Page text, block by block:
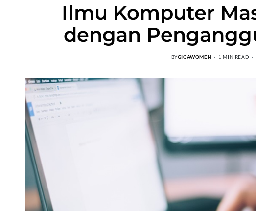
Ilmu Komputer
dengan
BYGIGAWOMEN 1 MIN READ